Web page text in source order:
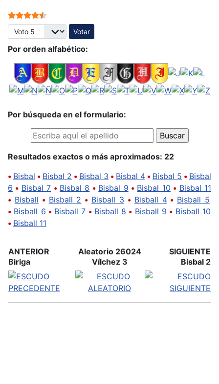
Ratio:4.5/
Por favor, vote
Por orden alfabético:
Por búsqueda en el formulario:
Resultados exactos o más aproximados: 22
• Bisbal • Bisbal 2 • Bisbal 3 • Bisbal 4 • Bisbal 5 • Bisbal
6 • Bisbal 7 • Bisbal 8 • Bisbal 9 • Bisbal 10 • Bisbal 11
• Bisball • Bisball 2 • Bisball 3 • Bisball 4• Bisball 5
• Bisball 6 • Bisball 7 • Bisball 8 • Bisball 9 • Bisball 10
• Bisball 11
ANTERIOR
Biriga
Aleatorio 26024
Vílchez 3
SIGUIENTE
Bisbal 2